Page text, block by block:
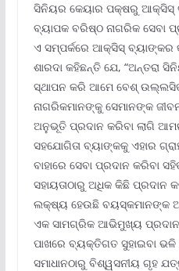
ସିନିୟର କେୟାର ପକ୍ଷରୁ ଆକ୍ସିସ୍
ବ୍ୟାପକ ବରିଷ୍ଠ ନାଗରିକ ସେବା
ଏ ସମ୍ପର୍କରେ ଆକ୍ସିସ୍ ବ୍ୟାଙ୍କର
ଶାରଦା କହିଛନ୍ତି ଯେ, “ଅନ୍ତରା
ସ୍ଥାପନ କରି ଆମେ ବେଶ୍
ନାଗରିକମାନଙ୍କୁ ସେମାନଙ୍କ
ଅନୁଭୂତି ପ୍ରଦାନ କରିବା ଲାଗି
ସହଯୋଗିତା ବ୍ୟାଙ୍କକୁ ଏହାର
ବାହାରେ ସେବା ପ୍ରଦାନ କରିବା
ସହାୟତାଠାରୁ ଅଧିକ କିଛି
ଲକ୍ଷ୍ୟ ହେଉଛି ବୟସ୍କମାନଙ୍କ
ଏକ ସାମଗ୍ରିକ ଆଭିମୁଖ୍ୟ ପ୍ରଦାନ
ପାଖରେ ବ୍ୟକ୍ତିଗତ ସୁହାଇବା
ସମାଧାନଠାରୁ ବିଶ୍ୱସନୀୟ ଗୃହ